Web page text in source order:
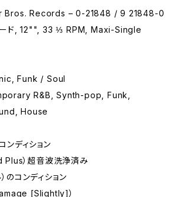
Bros. Records – 0-21848 / 9 21848-0
ード, 12"", 33 ⅓ RPM, Maxi-Single
Funk / Soul
R&B, Synth-pop, Funk,
House
ンディション
）超音波洗浄済み
のコンディション
[Slightly]）